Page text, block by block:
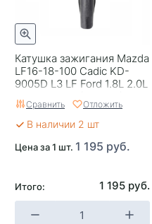
Катушка зажигания Mazda
LF16-18-100 Cadic KD-
9005D L3 LF Ford 1.8L 2.0L
Focus II CB4 (880126)
Сравнить Отложить
В наличии 2 шт
Цена за 1 шт. 1 195 руб.
Итого: 1 195 руб.